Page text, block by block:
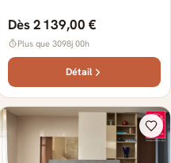
Dès 2 139,00 €
Plus que 3098j 00h
Détail